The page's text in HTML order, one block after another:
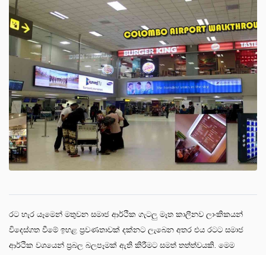
රට හැර යෑමෙන් මතුවන සමාජ ආර්ථික ගැටලු මෑත කාලීනව ලාංකිකයන්
විදෙස්ගත වීමේ ඉහළ ප්‍රවණතාවක් දක්නට ලැබෙන අතර එය රටට සමාජ
ආර්ථික වශයෙන් ප්‍රබල බලපෑමක් ඇති කිරීමට සමත් තත්ත්වයකි. මෙම